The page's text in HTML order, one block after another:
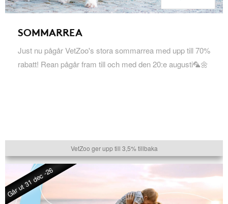
SOMMARREA
Just nu pågår VetZoo's stora sommarrea med upp till 70%
rabatt! Rean pågår fram till och med den 20:e augusti🦜🌼
VetZoo ger upp till 3,5% tillbaka
Går ut 31 dec -26